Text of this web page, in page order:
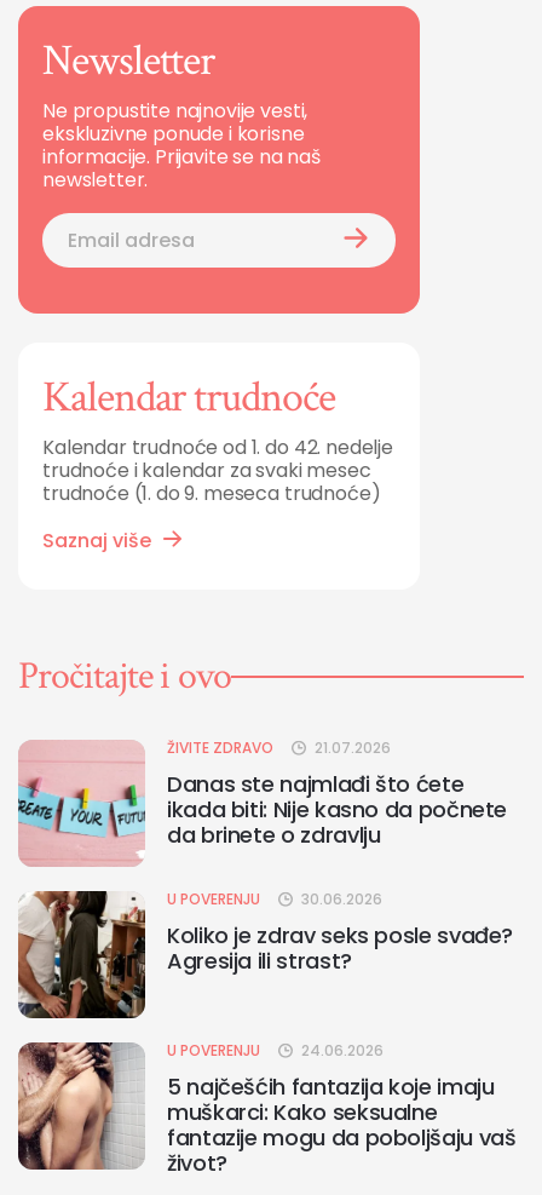
Newsletter
Ne propustite najnovije vesti,
ekskluzivne ponude i korisne
informacije. Prijavite se na naš
newsletter.
Kalendar trudnoće
Kalendar trudnoće od 1. do 42. nedelje
trudnoće i kalendar za svaki mesec
trudnoće (1. do 9. meseca trudnoće)
Saznaj više
Pročitajte i ovo
ŽIVITE ZDRAVO 21.07.2026
Danas ste najmlađi što ćete
ikada biti: Nije kasno da počnete
da brinete o zdravlju
U POVERENJU 30.06.2026
Koliko je zdrav seks posle svađe?
Agresija ili strast?
U POVERENJU 24.06.2026
5 najčešćih fantazija koje imaju
muškarci: Kako seksualne
fantazije mogu da poboljšaju vaš
život?